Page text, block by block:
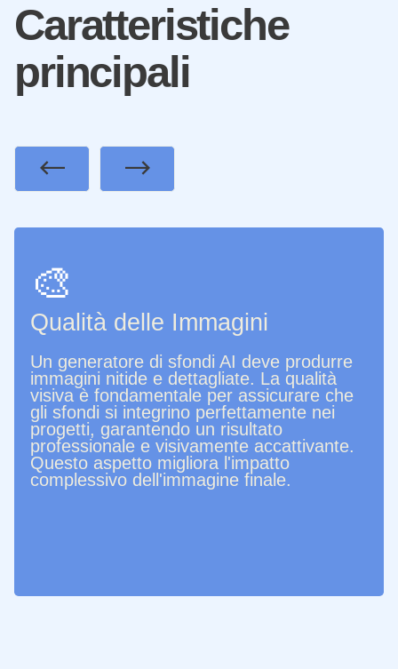
Caratteristiche
principali
🎨
Qualità delle Immagini
Un generatore di sfondi AI deve produrre
immagini nitide e dettagliate. La qualità
visiva è fondamentale per assicurare che
gli sfondi si integrino perfettamente nei
progetti, garantendo un risultato
professionale e visivamente accattivante.
Questo aspetto migliora l'impatto
complessivo dell'immagine finale.
PreviousNext